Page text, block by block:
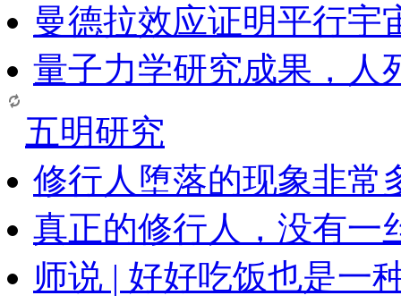
曼德拉效应证明平行宇
量子力学研究成果，人
五明研究
修行人堕落的现象非常
真正的修行人，没有一
师说 | 好好吃饭也是一